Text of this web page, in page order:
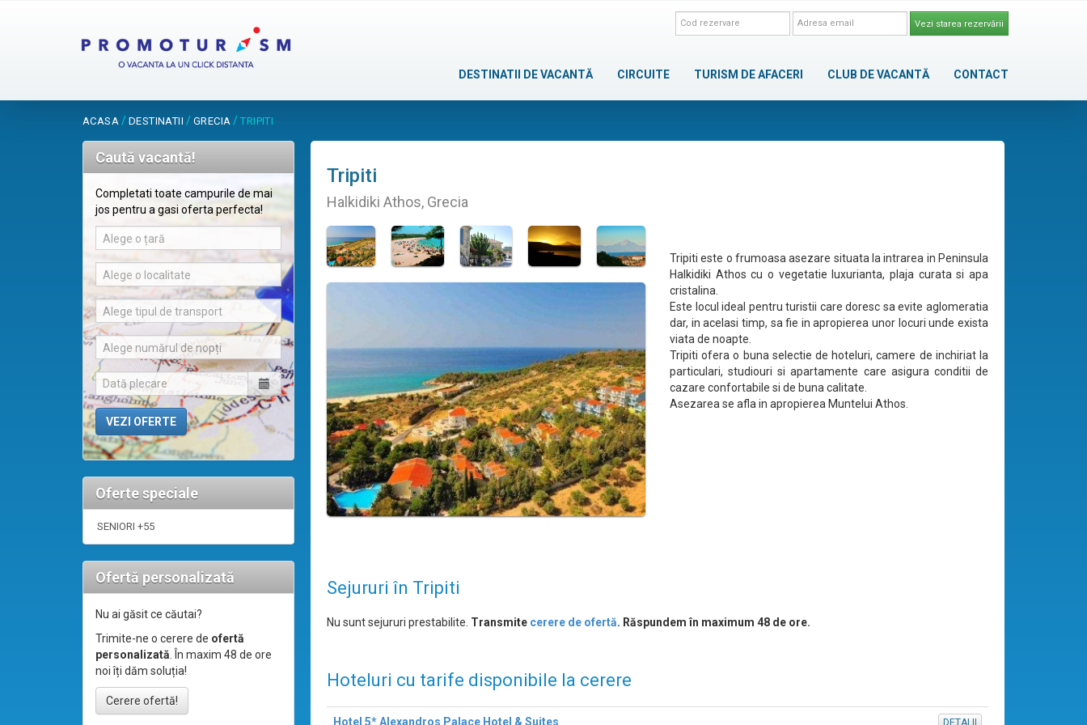
Vezi starea rezervării
DESTINATII DE VACANTĂ CIRCUITE TURISM DE AFACERI CLUB DE VACANTĂ CONTACT
ACASA / DESTINATII / GRECIA /TRIPITI
Caută vacantă!
Completati toate campurile de mai
jos pentru a gasi oferta perfecta!
Alege o țară
Alege o localitate
Alege tipul de transport
Alege numărul de nopți
Oferte speciale
SENIORI +55
Ofertă personalizată
Nu ai găsit ce căutai?
Trimite-ne o cerere de ofertă
personalizată. În maxim 48 de ore
noi îți dăm soluția!
Cerere ofertă!
Tripiti
Halkidiki Athos, Grecia
Tripiti este o frumoasa asezare situata la intrarea in Peninsula
Halkidiki Athos cu o vegetatie luxurianta, plaja curata si apa
cristalina.
Este locul ideal pentru turistii care doresc sa evite aglomeratia
dar, in acelasi timp, sa fie in apropierea unor locuri unde exista
viata de noapte.
Tripiti ofera o buna selectie de hoteluri, camere de inchiriat la
particulari, studiouri si apartamente care asigura conditii de
cazare confortabile si de buna calitate.
Asezarea se afla in apropierea Muntelui Athos.
Sejururi în Tripiti
Nu sunt sejururi prestabilite. Transmite cerere de ofertă. Răspundem în maximum 48 de ore.
Hoteluri cu tarife disponibile la cerere
Hotel 5* Alexandros Palace Hotel & Suites